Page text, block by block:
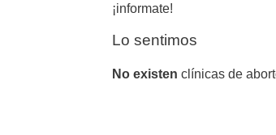
¡informate!
Lo sentimos
No existen clínicas de